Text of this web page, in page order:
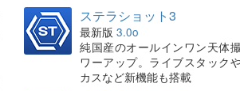
ステラショット3
最新版 3.0o
純国産のオールインワン天体
ワーアップ。ライブスタック
カスなど新機能も搭載